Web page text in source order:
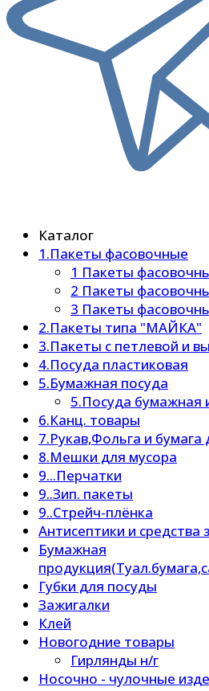
Каталог
1.Пакеты фасовочные
1 Пакеты
2 Пакеты
3 Пакеты
2.Пакеты типа "МАЙКА"
3.Пакеты с петлевой и
4.Посуда пластиковая
5.Бумажная посуда
5.Посуда бумажная
6.Канц. товары
7.Рукав,Фольга и бумага
8.Мешки для мусора
9...Перчатки
9..Зип. пакеты
9..Стрейч-плёнка
Антисептики и средства
Бумажная
Губки для посуды
Зажигалки
Клей
Новогодние товары
Гирлянды н/г
Носочно - чулочные